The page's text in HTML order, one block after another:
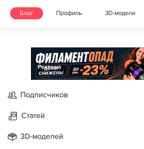
Блог Профиль 3D-модели
Реклама
Подписчиков
Статей
3D-моделей